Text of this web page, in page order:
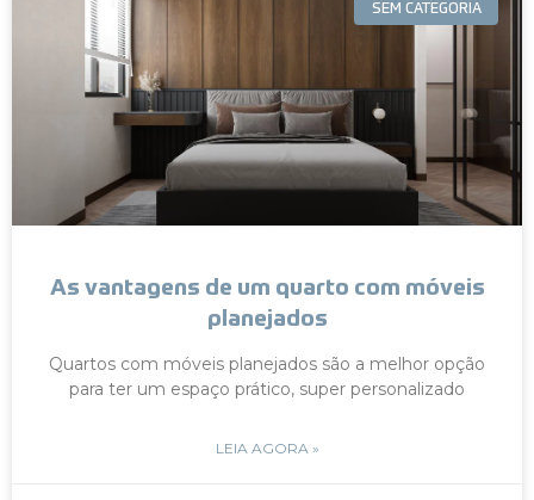
SEM CATEGORIA
As vantagens de um quarto com móveis
planejados
Quartos com móveis planejados são a melhor opção
para ter um espaço prático, super personalizado
LEIA AGORA »